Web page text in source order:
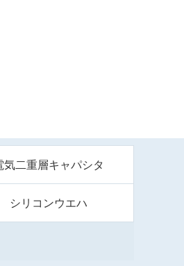
気二重層キャパシタ
シリコンウエハ